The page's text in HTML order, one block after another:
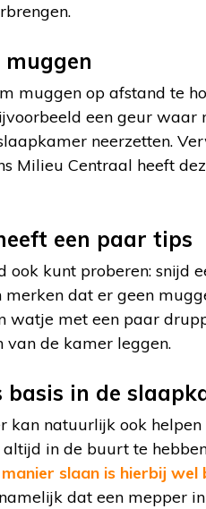
muggen op afstand te
een geur waar
neerzetten.
Milieu Centraal heeft
een paar tips
ook kunt proberen: snijd
dat er geen
watje met een paar
van de kamer leggen.
basis in de
kan natuurlijk ook
in de buurt te
slaan is hierbij wel
dat een mepper